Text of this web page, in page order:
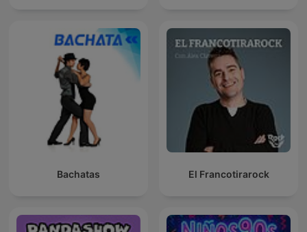
Bachatas El Francotirarock